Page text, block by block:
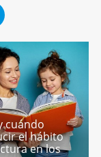
cuándo
el hábito
en los